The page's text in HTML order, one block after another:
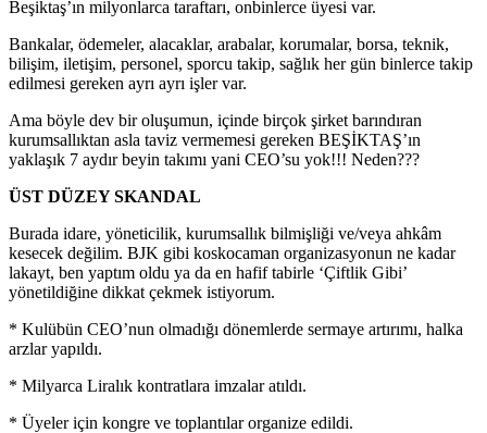
Beşiktaş’ın milyonlarca taraftarı, onbinlerce üyesi var.
Bankalar, ödemeler, alacaklar, arabalar, korumalar, borsa, teknik,
bilişim, iletişim, personel, sporcu takip, sağlık her gün binlerce takip
edilmesi gereken ayrı ayrı işler var.
Ama böyle dev bir oluşumun, içinde birçok şirket barındıran
kurumsallıktan asla taviz vermemesi gereken BEŞİKTAŞ’ın
yaklaşık 7 aydır beyin takımı yani CEO’su yok!!! Neden???
ÜST DÜZEY SKANDAL
Burada idare, yöneticilik, kurumsallık bilmişliği ve/veya ahkâm
kesecek değilim. BJK gibi koskocaman organizasyonun ne kadar
lakayt, ben yaptım oldu ya da en hafif tabirle ‘Çiftlik Gibi’
yönetildiğine dikkat çekmek istiyorum.
* Kulübün CEO’nun olmadığı dönemlerde sermaye artırımı, halka
arzlar yapıldı.
* Milyarca Liralık kontratlara imzalar atıldı.
* Üyeler için kongre ve toplantılar organize edildi.